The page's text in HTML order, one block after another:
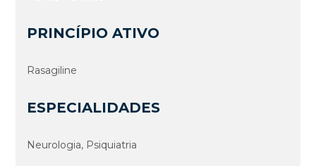
PRINCÍPIO ATIVO
Rasagiline
ESPECIALIDADES
Neurologia, Psiquiatria